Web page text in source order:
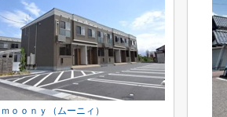
ｍｏｏｎｙ（ムーニィ）